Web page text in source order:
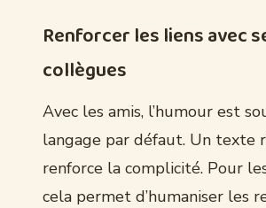
Renforcer les liens avec
collègues
Avec les amis, l’humour est
langage par défaut. Un texte
renforce la complicité. Pour
cela permet d’humaniser les